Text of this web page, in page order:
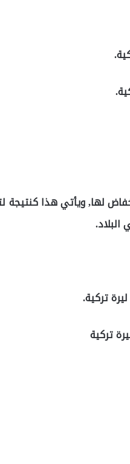
لها, ويأتي هذا كنتيجة
البلاد.